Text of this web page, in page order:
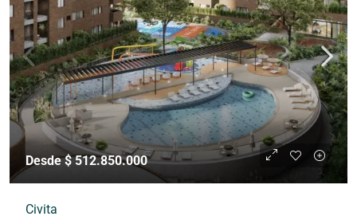
Desde $ 512.850.000
Civita